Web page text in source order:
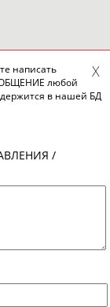
написать
любой
в нашей БД
/